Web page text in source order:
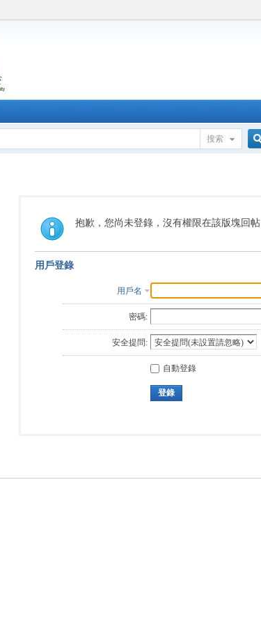
搜索
索
抱歉，您尚未登錄，沒有權限在該版塊回帖
用戶登錄
用戶名
密碼:
安全提問:
自動登錄
登錄